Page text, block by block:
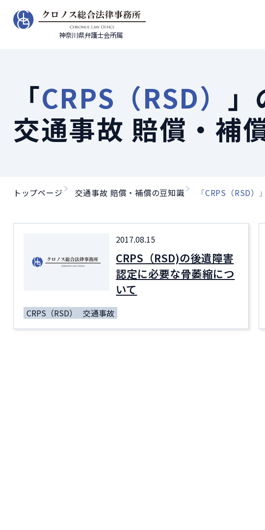
神奈川県弁護士会所属
「CRPS（RSD）
」
交通事故 賠償・補
トップページ 交通事故 賠償・補償の豆知識 「CRPS（RSD）
2017.08.15
CRPS（RSD)の後遺障害
認定に必要な骨萎縮につ
いて
CRPS（RSD） 交通事故